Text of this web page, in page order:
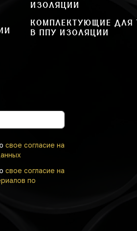
ИЗОЛЯЦИИ
КОМПЛЕКТУЮЩИЕ ДЛЯ
В ППУ ИЗОЛЯЦИИ
свое согласие на
свое согласие на
по